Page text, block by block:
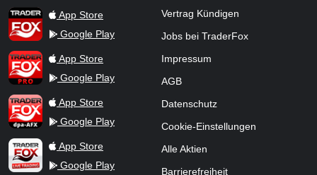
TraderFox AppApp Store
Google Play
TraderFox ProApp Store
Google Play
TraderFox dpa-AFX ProFeed
App Store
Google Play
TraderFox Live Trading
App Store
Google Play
Vertrag Kündigen
Jobs bei TraderFox
Impressum
AGB
Datenschutz
Cookie-Einstellungen
Alle Aktien
Barrierefreiheit